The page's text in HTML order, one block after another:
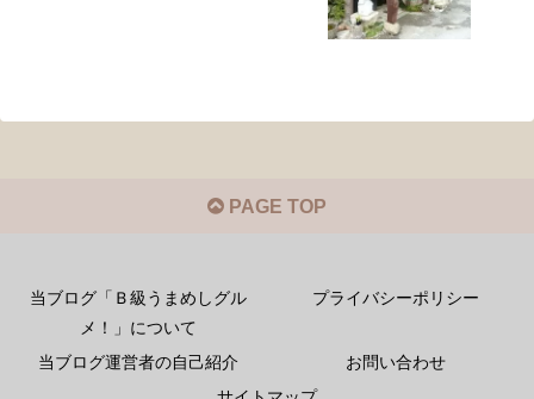
PAGE TOP
当ブログ「Ｂ級うまめしグル
メ！」について
プライバシーポリシー
当ブログ運営者の自己紹介
お問い合わせ